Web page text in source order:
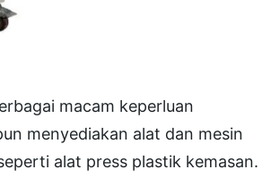
macam keperluan
menyediakan alat dan mesin
alat press plastik kemasan.